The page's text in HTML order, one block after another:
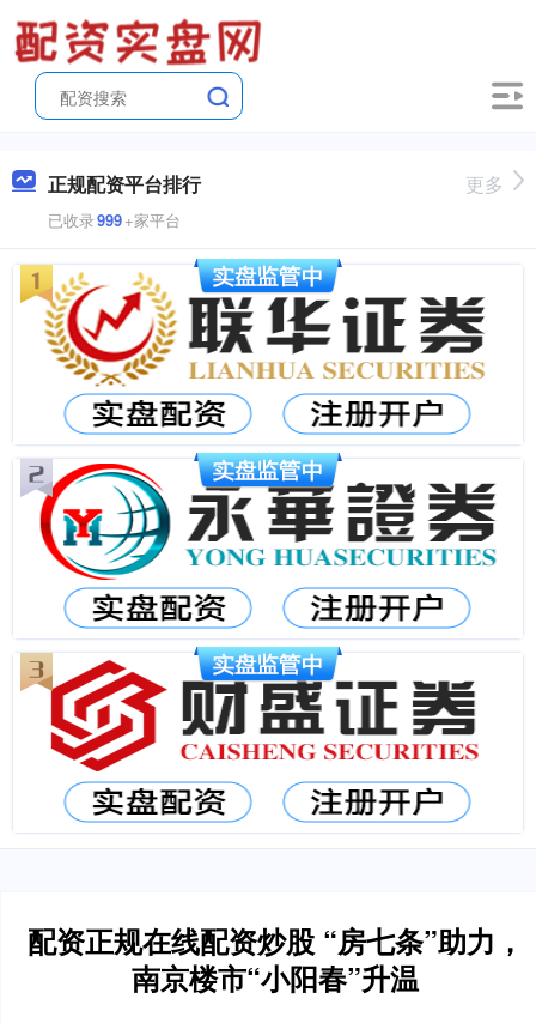
正规配资平台排行
已收录999+家平台
更多
配资正规在线配资炒股 “房七条”助力，
南京楼市“小阳春”升温